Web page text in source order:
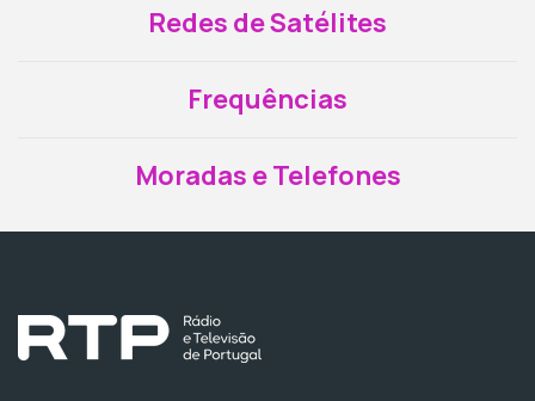
Redes de Satélites
Frequências
Moradas e Telefones